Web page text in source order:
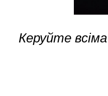
Керуйте